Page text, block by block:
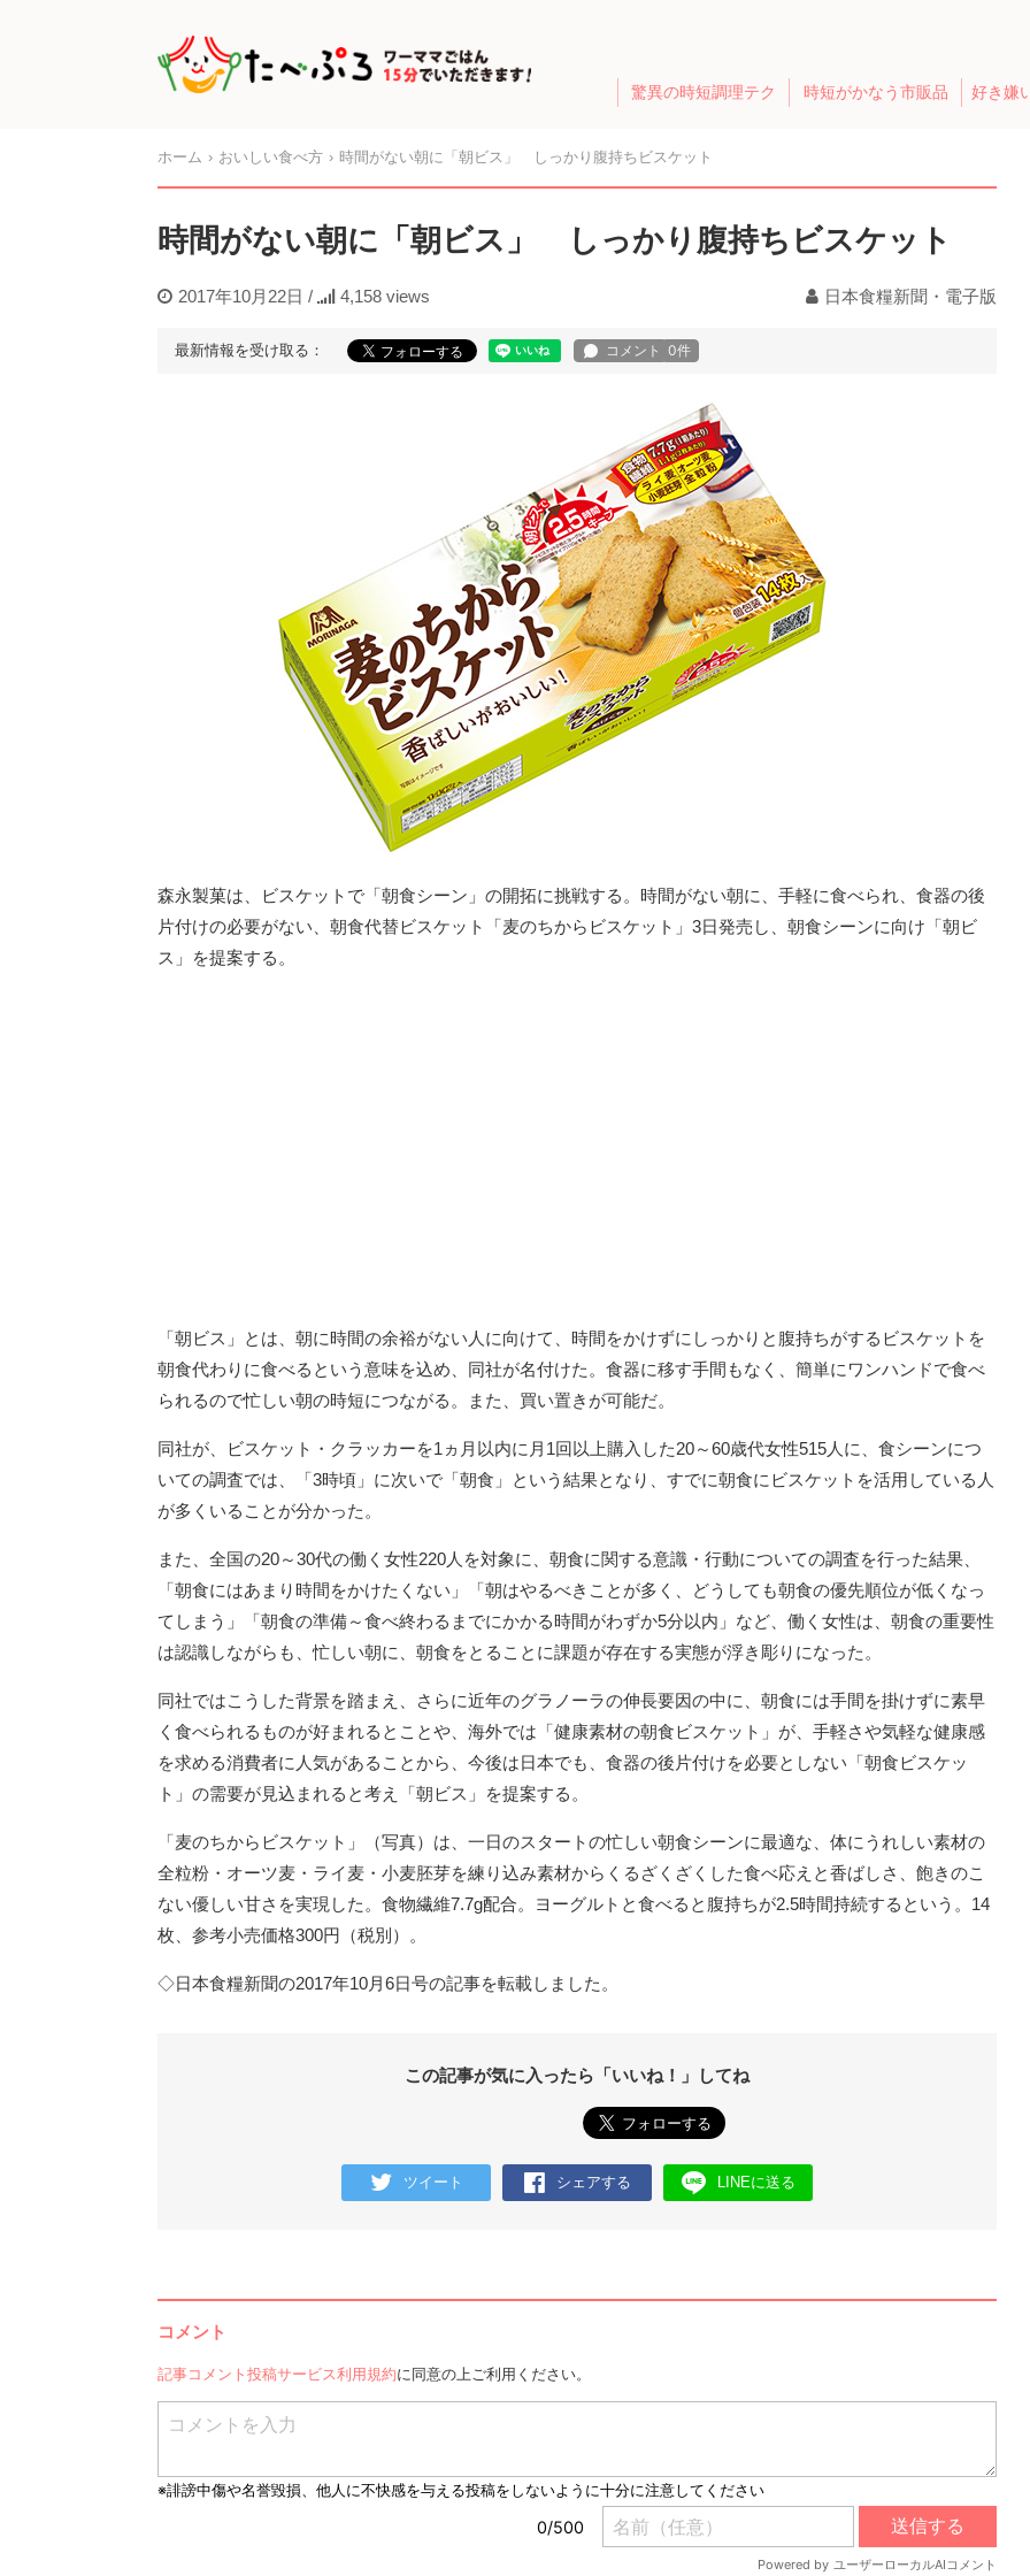
驚異の時短調理テク 時短がかなう市販品 好き嫌
ホーム おいしい食べ方 時間がない朝に「朝ビス」 しっかり腹持ちビスケット
時間がない朝に「朝ビス」 しっかり腹持ちビスケット
2017年10月22日 / 4,158 views 日本食糧新聞・電子版
最新情報を受け取る：
森永製菓は、ビスケットで「朝食シーン」の開拓に挑戦する。時間がない朝に、手軽に食べられ、食器の後
片付けの必要がない、朝食代替ビスケット「麦のちからビスケット」3日発売し、朝食シーンに向け「朝ビ
ス」を提案する。
「朝ビス」とは、朝に時間の余裕がない人に向けて、時間をかけずにしっかりと腹持ちがするビスケットを
朝食代わりに食べるという意味を込め、同社が名付けた。食器に移す手間もなく、簡単にワンハンドで食べ
られるので忙しい朝の時短につながる。また、買い置きが可能だ。
同社が、ビスケット・クラッカーを1ヵ月以内に月1回以上購入した20～60歳代女性515人に、食シーンにつ
いての調査では、「3時頃」に次いで「朝食」という結果となり、すでに朝食にビスケットを活用している人
が多くいることが分かった。
また、全国の20～30代の働く女性220人を対象に、朝食に関する意識・行動についての調査を行った結果、
「朝食にはあまり時間をかけたくない」「朝はやるべきことが多く、どうしても朝食の優先順位が低くなっ
てしまう」「朝食の準備～食べ終わるまでにかかる時間がわずか5分以内」など、働く女性は、朝食の重要性
は認識しながらも、忙しい朝に、朝食をとることに課題が存在する実態が浮き彫りになった。
同社ではこうした背景を踏まえ、さらに近年のグラノーラの伸長要因の中に、朝食には手間を掛けずに素早
く食べられるものが好まれるとことや、海外では「健康素材の朝食ビスケット」が、手軽さや気軽な健康感
を求める消費者に人気があることから、今後は日本でも、食器の後片付けを必要としない「朝食ビスケッ
ト」の需要が見込まれると考え「朝ビス」を提案する。
「麦のちからビスケット」（写真）は、一日のスタートの忙しい朝食シーンに最適な、体にうれしい素材の
全粒粉・オーツ麦・ライ麦・小麦胚芽を練り込み素材からくるざくざくした食べ応えと香ばしさ、飽きのこ
ない優しい甘さを実現した。食物繊維7.7g配合。ヨーグルトと食べると腹持ちが2.5時間持続するという。14
枚、参考小売価格300円（税別）。
◇日本食糧新聞の2017年10月6日号の記事を転載しました。
この記事が気に入ったら「いいね！」してね
ツイート シェアする LINEに送る
コメント
記事コメント投稿サービス利用規約に同意の上ご利用ください。